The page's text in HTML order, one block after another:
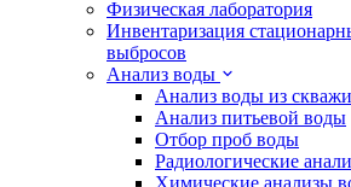
Физическая лаборатория
Инвентаризация
выбросов
Анализ воды
Анализ воды из
Анализ питьевой воды
Отбор проб воды
Радиологические
Химические анализы